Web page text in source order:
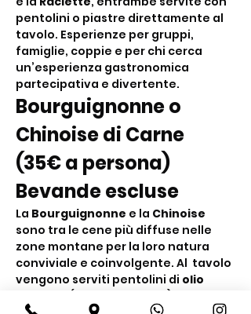
pentolini o piastre direttamente al
tavolo. Esperienze per gruppi,
famiglie, coppie e per chi cerca
un’esperienza gastronomica
partecipativa e divertente.
Bourguignonne o
Chinoise di Carne
(35€ a persona)
Bevande escluse
La Bourguignonne e la Chinoise
sono tra le cene più diffuse nelle
zone montane per la loro natura
conviviale e coinvolgente. Al  tavolo
vengono serviti pentolini di olio